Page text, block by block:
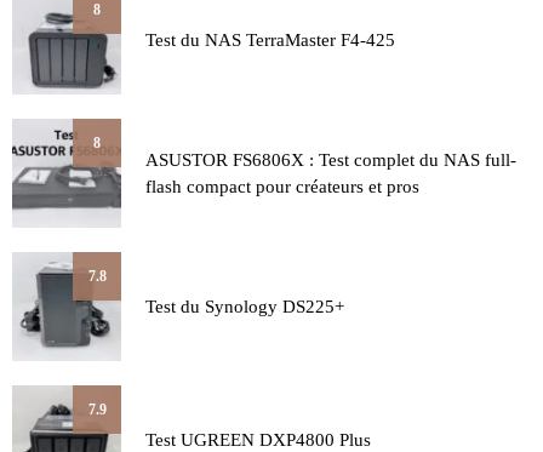
8
Test du NAS TerraMaster F4-425
8
ASUSTOR FS6806X : Test complet du NAS full-
flash compact pour créateurs et pros
7.8
Test du Synology DS225+
7.9
Test UGREEN DXP4800 Plus